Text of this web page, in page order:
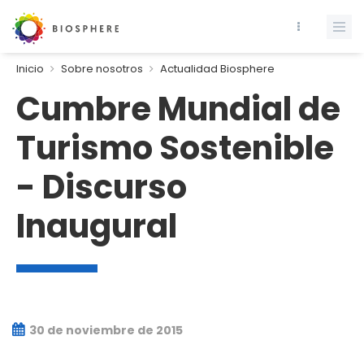
Inicio Sobre nosotros Actualidad Biosphere
Cumbre Mundial de
Turismo Sostenible
- Discurso
Inaugural
30 de noviembre de 2015